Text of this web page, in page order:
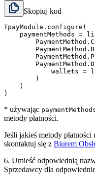
Skopiuj kod
TpayModule.configure(
paymentMethods =
wallets =
        )
    )
* używając
metody płatności.
Jeśli jakieś metody
skontaktuj się z Biurem
6. Umieść odpowiednią
Sprzedawcy dla